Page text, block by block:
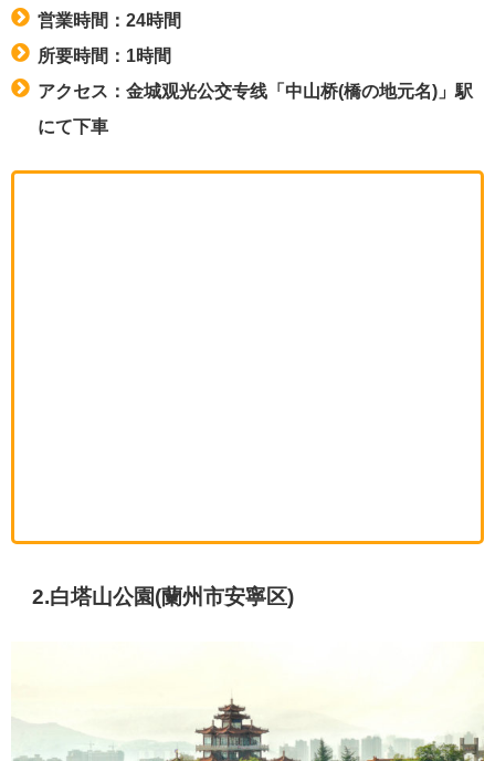
営業時間：24時間
所要時間：1時間
アクセス：金城观光公交专线「中山桥(橋の地元名)」駅
にて下車
2.白塔山公園(蘭州市安寧区)